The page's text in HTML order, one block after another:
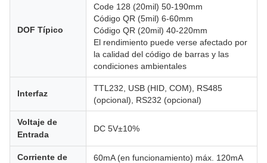
DOF Típico
Code 128 (20mil) 50-190mm
Código QR (5mil) 6-60mm
Código QR (20mil) 40-220mm
El rendimiento puede verse afectado por
la calidad del código de barras y las
condiciones ambientales
Interfaz
TTL232, USB (HID, COM), RS485
(opcional), RS232 (opcional)
Voltaje de
Entrada
DC 5V±10%
Corriente de
60mA (en funcionamiento) máx. 120mA